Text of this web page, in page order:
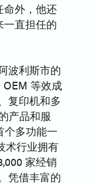
命外，他还
一直担任的
波利斯市的
等效成
复印机和多
产品和服
个多功能一
术行业拥有
家经销
凭借丰富的